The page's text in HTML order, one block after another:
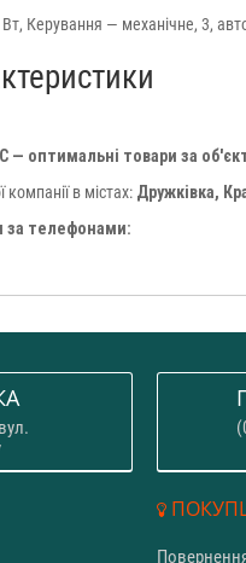
Керування — механічне, 3,
— оптимальні товари за
в містах: Дружківка,
за телефонами: